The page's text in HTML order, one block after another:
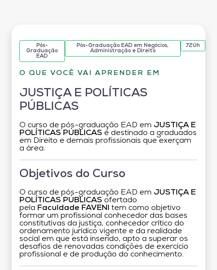
Pós-
Graduação
EAD
Pós-Graduação EAD em Negócios,
Administração e Direito
720h
O QUE VOCÊ VAI APRENDER EM
JUSTIÇA E POLÍTICAS
PÚBLICAS
O curso de pós-graduação EAD em JUSTIÇA E
POLÍTICAS PÚBLICAS é destinado a graduados
em Direito e demais profissionais que exerçam
a área.
Objetivos do Curso
O curso de pós-graduação EAD em JUSTIÇA E
POLÍTICAS PÚBLICAS ofertado
pela Faculdade FAVENI
tem como objetivo
formar um profissional conhecedor das bases
constitutivas da justiça, conhecedor crítico do
ordenamento jurídico vigente e da realidade
social em que está inserido, apto a superar os
desafios de renovadas condições de exercício
profissional e de produção do conhecimento.